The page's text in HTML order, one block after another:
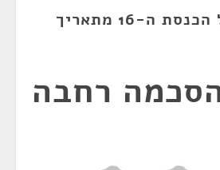
ישיבת ועדה של הכנסת ה-16 מתאריך
רחבה